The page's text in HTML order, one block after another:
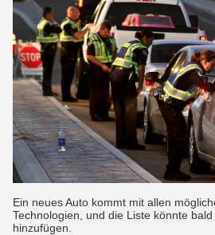
Ein neues Auto kommt mit allen
Technologien, und die Liste könnte
hinzufügen.